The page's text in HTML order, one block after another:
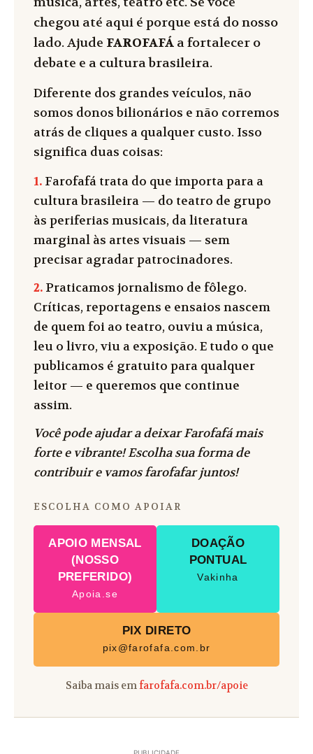
chegou até aqui é porque está do nosso
lado. Ajude FAROFAFÁ a fortalecer o
debate e a cultura brasileira.
Diferente dos grandes veículos, não
somos donos bilionários e não corremos
atrás de cliques a qualquer custo. Isso
significa duas coisas:
1. Farofafá trata do que importa para a
cultura brasileira — do teatro de grupo
às periferias musicais, da literatura
marginal às artes visuais — sem
precisar agradar patrocinadores.
2. Praticamos jornalismo de fôlego.
Críticas, reportagens e ensaios nascem
de quem foi ao teatro, ouviu a música,
leu o livro, viu a exposição. E tudo o que
publicamos é gratuito para qualquer
leitor — e queremos que continue
assim.
Você pode ajudar a deixar Farofafá mais
forte e vibrante! Escolha sua forma de
contribuir e vamos farofafar juntos!
ESCOLHA COMO APOIAR
APOIO MENSAL
(NOSSO
PREFERIDO)
Apoia.se
DOAÇÃO
PONTUAL
Vakinha
PIX DIRETO
pix@farofafa.com.br
Saiba mais emfarofafa.com.br/apoie